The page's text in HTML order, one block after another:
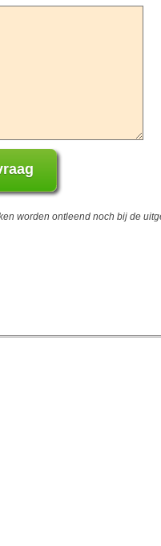
worden ontleend noch bij de